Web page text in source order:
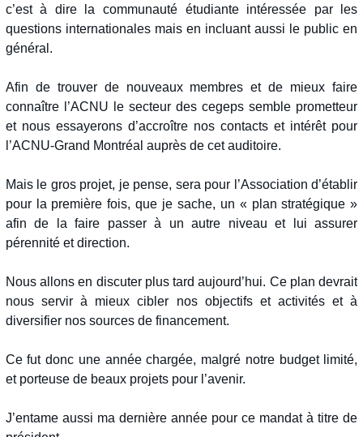
c’est à dire la communauté étudiante intéressée par les
questions internationales mais en incluant aussi le public en
général.
Afin de trouver de nouveaux membres et de mieux faire
connaître l’ACNU le secteur des cegeps semble prometteur
et nous essayerons d’accroître nos contacts et intérêt pour
l’ACNU-Grand Montréal auprès de cet auditoire.
Mais le gros projet, je pense, sera pour l’Association d’établir
pour la première fois, que je sache, un « plan stratégique »
afin de la faire passer à un autre niveau et lui assurer
pérennité et direction.
Nous allons en discuter plus tard aujourd’hui. Ce plan devrait
nous servir à mieux cibler nos objectifs et activités et à
diversifier nos sources de financement.
Ce fut donc une année chargée, malgré notre budget limité,
et porteuse de beaux projets pour l’avenir.
J’entame aussi ma dernière année pour ce mandat à titre de